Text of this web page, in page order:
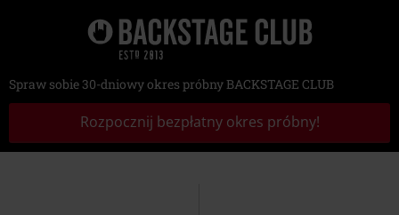
Spraw sobie 30-dniowy okres próbny BACKSTAGE CLUB
Rozpocznij bezpłatny okres próbny!